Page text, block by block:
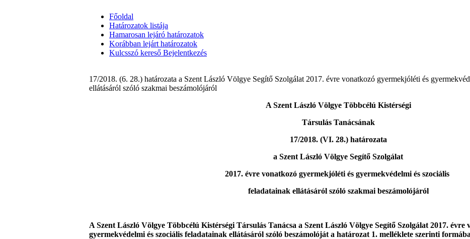
Főoldal
Határozatok listája
Hamarosan lejáró határozatok
Korábban lejárt határozatok
Kulcsszó kereső Bejelentkezés
17/2018. (6. 28.) határozata a Szent László Völgye Segítő Szolgálat 2017. évre vonatkozó gyermekjóléti és
ellátásáról szóló szakmai beszámolójáról
A Szent László Völgye Többcélú Kistérségi
Társulás Tanácsának
17/2018. (VI. 28.) határozata
a Szent László Völgye Segítő Szolgálat
2017. évre vonatkozó gyermekjóléti és gyermekvédelmi és szociális
feladatainak ellátásáról szóló szakmai beszámolójáról
A Szent László Völgye Többcélú Kistérségi Társulás Tanácsa a Szent László Völgye Segítő Szolgálat 2017. évre
gyermekvédelmi és szociális feladatainak ellátásáról szóló beszámolóját a határozat 1. melléklete szerinti